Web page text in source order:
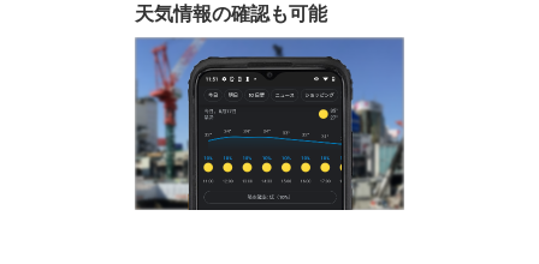
天気情報の確認も可能